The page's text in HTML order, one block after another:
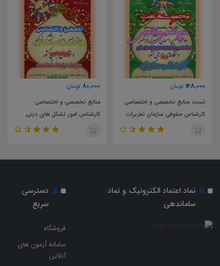
اختصاصی
تعزیرات
منابع تخصصی و اختصاصی
کارشناس امور تشکل های دینی
سازمان تبلیغات اسلامی
تست منابع تخصصی و
کارشناس امور تشکل
سازمان تبلیغات اسلامی
نماد اعتماد الکترونیک و نماد
ساماندهی
دسترسی
سریع
فروشگاه
سامانه آزمون های
آنلاین